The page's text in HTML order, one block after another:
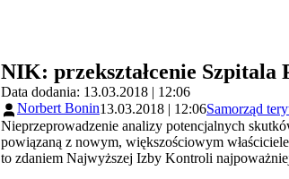
NIK: przekształcenie Szpitala
Data dodania: 13.03.2018 | 12:06
Norbert Bonin13.03.2018 | 12:06Samorząd
Nieprzeprowadzenie analizy potencjalnych
powiązaną z nowym, większościowym
to zdaniem Najwyższej Izby Kontroli